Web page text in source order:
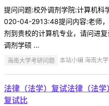
提问问题:校外调剂学院:计算机
020-04-2913:48提问内容:老师
剂到贵校的计算机专业，请问进
调剂学硕 ...
海南大学考研问题 本站小编 海南大
法律（法学）复试法律（法
复试比